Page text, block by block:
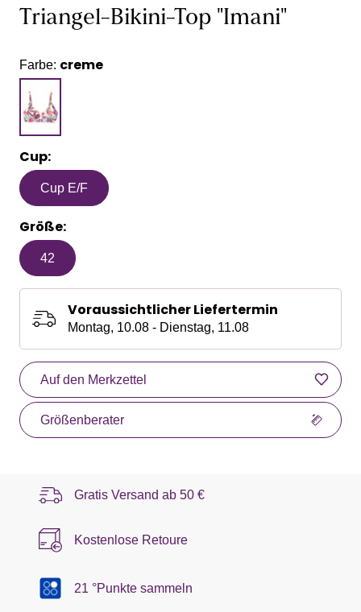
Triangel-Bikini-Top "Imani"
Farbe: creme
Cup:
Cup E/F
Größe:
42
Voraussichtlicher Liefertermin
Montag, 10.08 - Dienstag, 11.08
Auf den Merkzettel
Größenberater
Gratis Versand ab 50 €
Kostenlose Retoure
21 °Punkte sammeln